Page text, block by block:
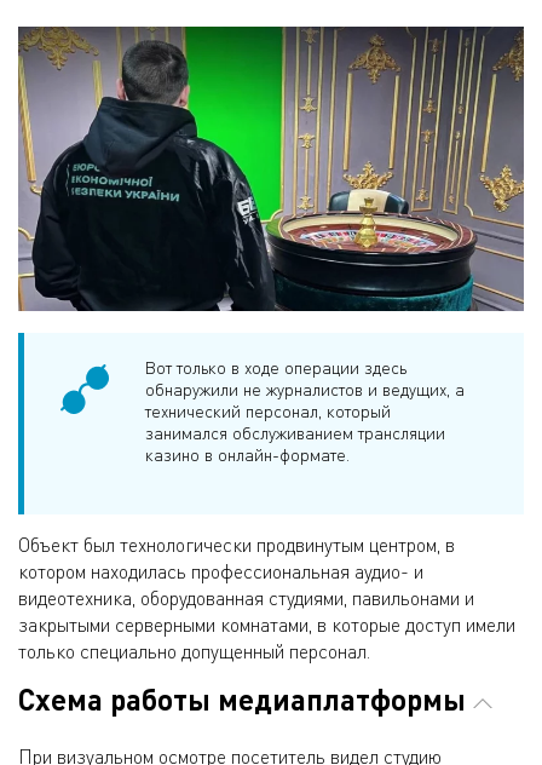
Вот только в ходе операции здесь
обнаружили не журналистов и ведущих, а
технический персонал, который
занимался обслуживанием трансляции
казино в онлайн-формате.
Объект был технологически продвинутым центром, в
котором находилась профессиональная аудио- и
видеотехника, оборудованная студиями, павильонами и
закрытыми серверными комнатами, в которые доступ имели
только специально допущенный персонал.
Схема работы медиаплатформы
При визуальном осмотре посетитель видел студию